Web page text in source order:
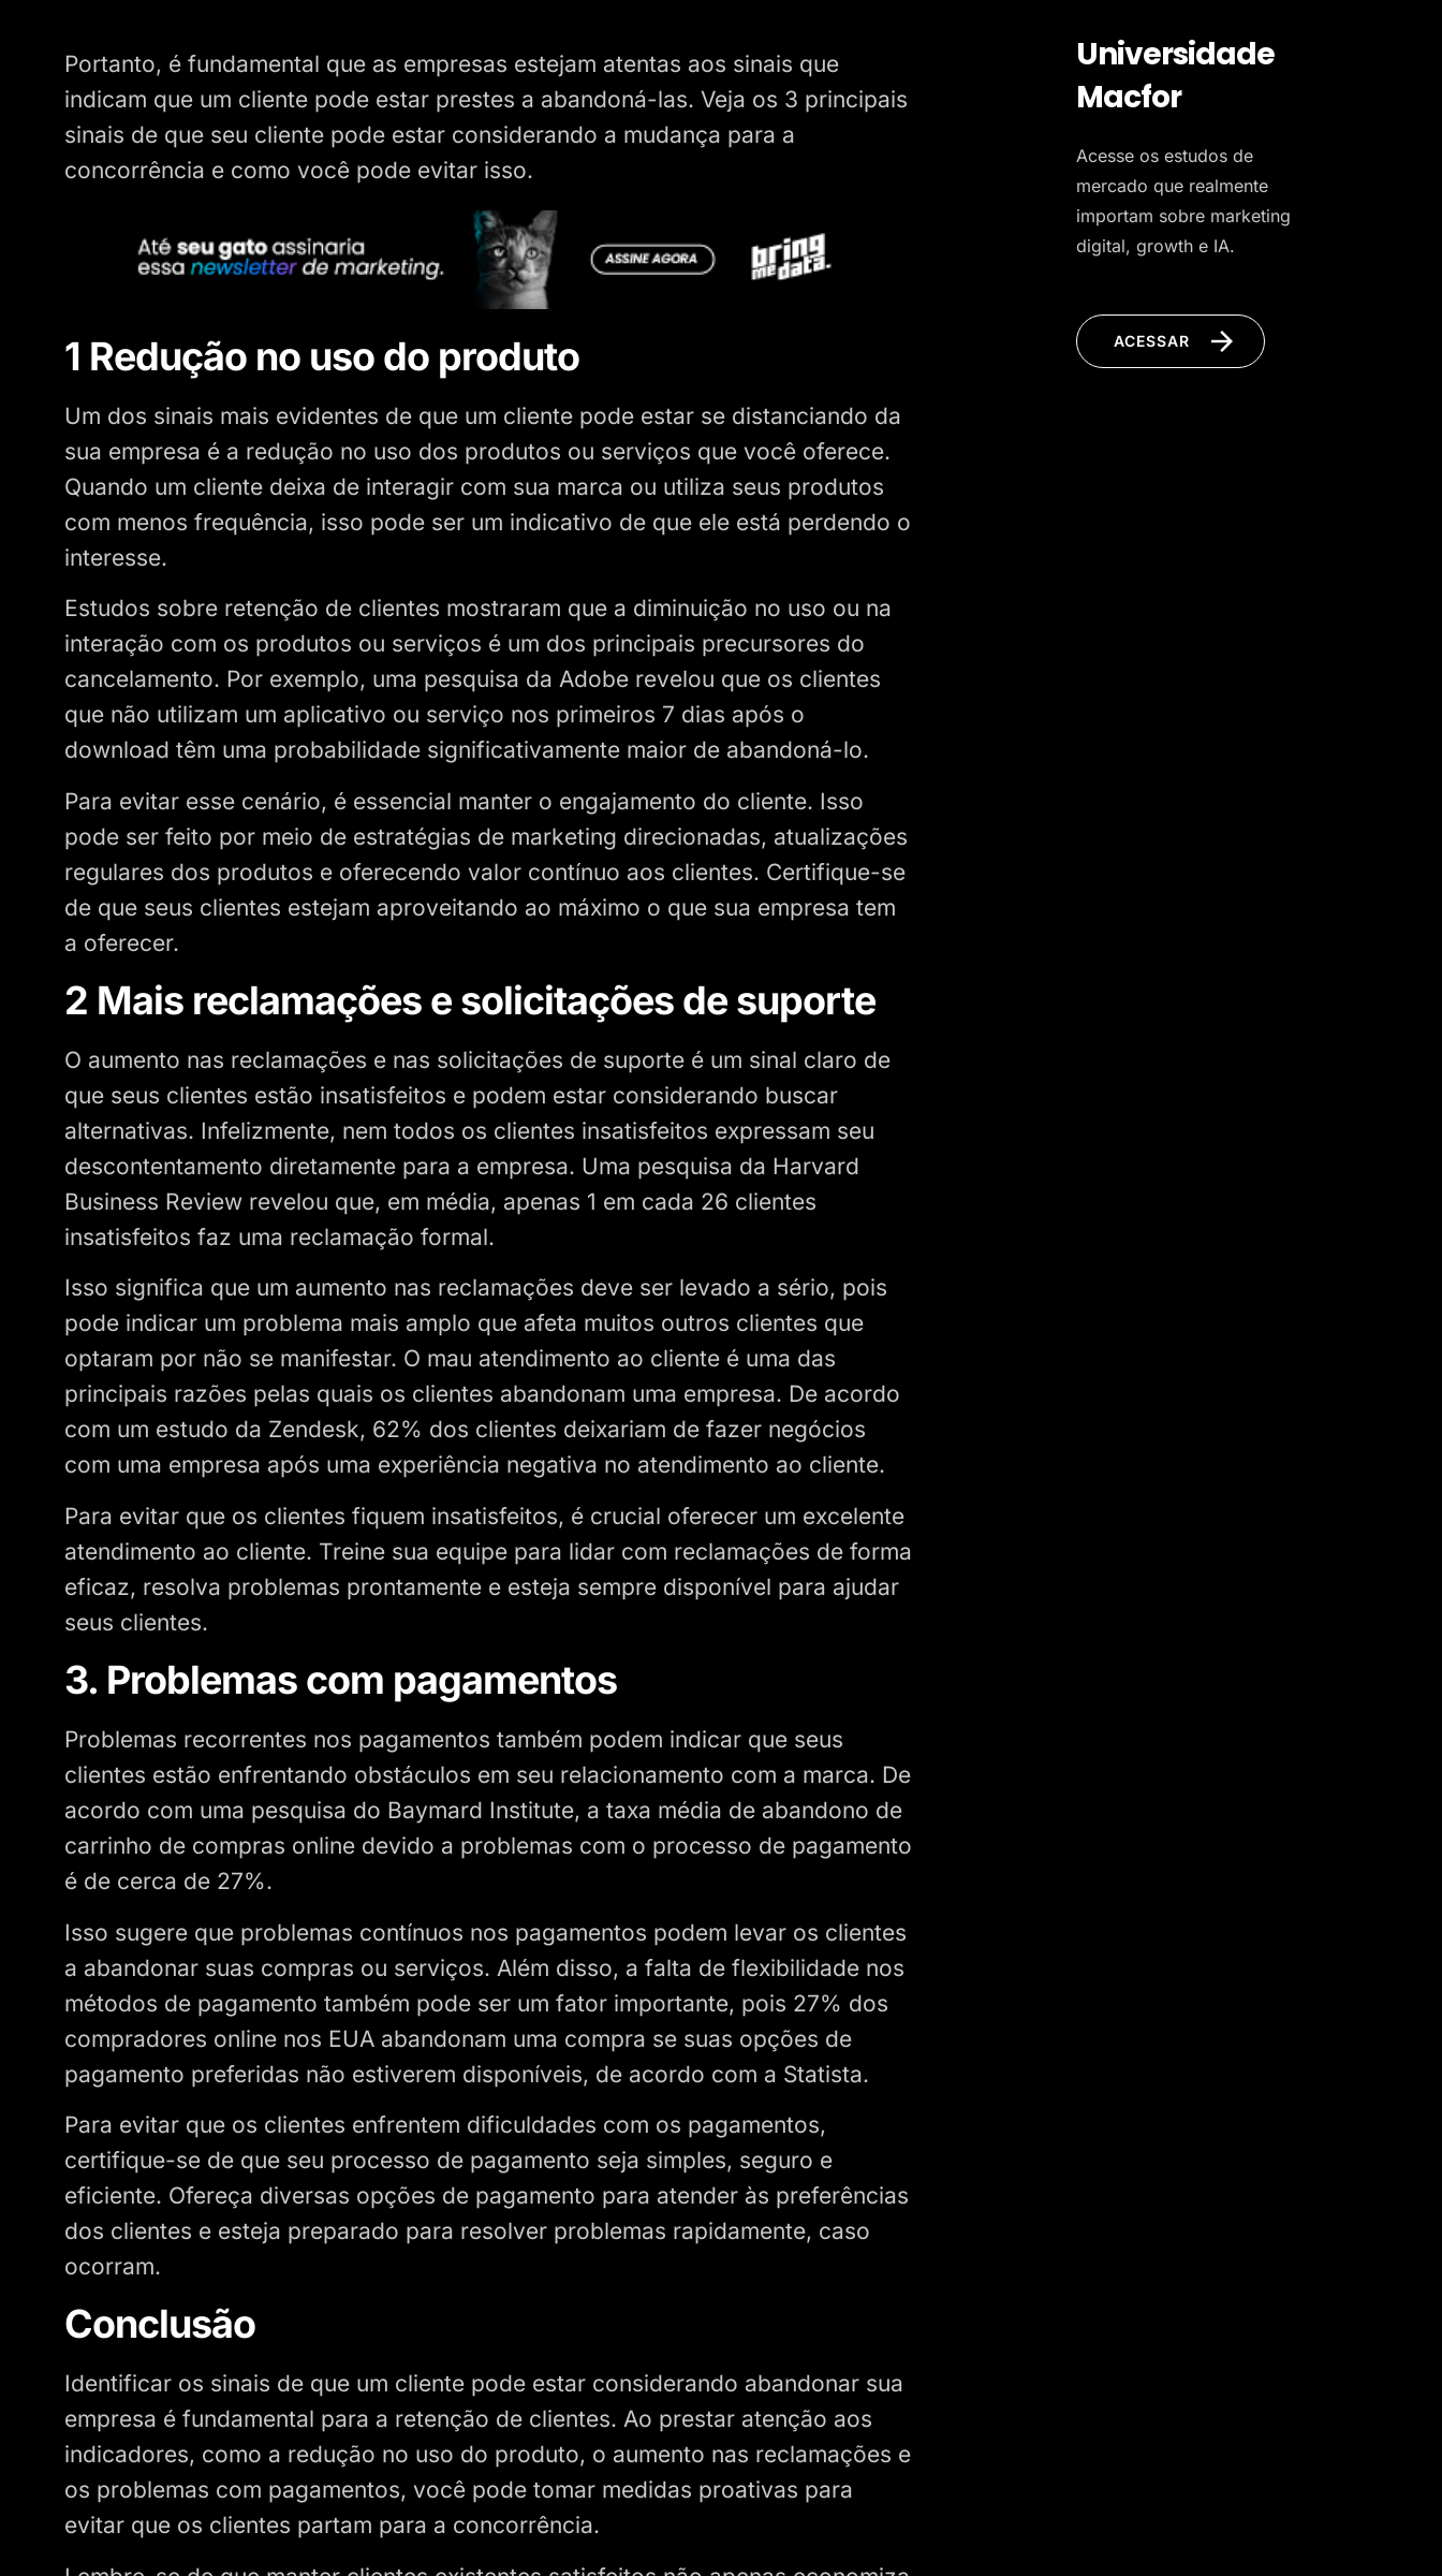
Portanto, é fundamental que as empresas estejam atentas aos sinais que
indicam que um cliente pode estar prestes a abandoná-las. Veja os 3 principais
sinais de que seu cliente pode estar considerando a mudança para a
concorrência e como você pode evitar isso.
1 Redução no uso do produto
Um dos sinais mais evidentes de que um cliente pode estar se distanciando da
sua empresa é a redução no uso dos produtos ou serviços que você oferece.
Quando um cliente deixa de interagir com sua marca ou utiliza seus produtos
com menos frequência, isso pode ser um indicativo de que ele está perdendo o
interesse.
Estudos sobre retenção de clientes mostraram que a diminuição no uso ou na
interação com os produtos ou serviços é um dos principais precursores do
cancelamento. Por exemplo, uma pesquisa da Adobe revelou que os clientes
que não utilizam um aplicativo ou serviço nos primeiros 7 dias após o
download têm uma probabilidade significativamente maior de abandoná-lo.
Para evitar esse cenário, é essencial manter o engajamento do cliente. Isso
pode ser feito por meio de estratégias de marketing direcionadas, atualizações
regulares dos produtos e oferecendo valor contínuo aos clientes. Certifique-se
de que seus clientes estejam aproveitando ao máximo o que sua empresa tem
a oferecer.
2 Mais reclamações e solicitações de suporte
O aumento nas reclamações e nas solicitações de suporte é um sinal claro de
que seus clientes estão insatisfeitos e podem estar considerando buscar
alternativas. Infelizmente, nem todos os clientes insatisfeitos expressam seu
descontentamento diretamente para a empresa. Uma pesquisa da Harvard
Business Review revelou que, em média, apenas 1 em cada 26 clientes
insatisfeitos faz uma reclamação formal.
Isso significa que um aumento nas reclamações deve ser levado a sério, pois
pode indicar um problema mais amplo que afeta muitos outros clientes que
optaram por não se manifestar. O mau atendimento ao cliente é uma das
principais razões pelas quais os clientes abandonam uma empresa. De acordo
com um estudo da Zendesk, 62% dos clientes deixariam de fazer negócios
com uma empresa após uma experiência negativa no atendimento ao cliente.
Para evitar que os clientes fiquem insatisfeitos, é crucial oferecer um excelente
atendimento ao cliente. Treine sua equipe para lidar com reclamações de forma
eficaz, resolva problemas prontamente e esteja sempre disponível para ajudar
seus clientes.
3. Problemas com pagamentos
Problemas recorrentes nos pagamentos também podem indicar que seus
clientes estão enfrentando obstáculos em seu relacionamento com a marca. De
acordo com uma pesquisa do Baymard Institute, a taxa média de abandono de
carrinho de compras online devido a problemas com o processo de pagamento
é de cerca de 27%.
Isso sugere que problemas contínuos nos pagamentos podem levar os clientes
a abandonar suas compras ou serviços. Além disso, a falta de flexibilidade nos
métodos de pagamento também pode ser um fator importante, pois 27% dos
compradores online nos EUA abandonam uma compra se suas opções de
pagamento preferidas não estiverem disponíveis, de acordo com a Statista.
Para evitar que os clientes enfrentem dificuldades com os pagamentos,
certifique-se de que seu processo de pagamento seja simples, seguro e
eficiente. Ofereça diversas opções de pagamento para atender às preferências
dos clientes e esteja preparado para resolver problemas rapidamente, caso
ocorram.
Conclusão
Identificar os sinais de que um cliente pode estar considerando abandonar sua
empresa é fundamental para a retenção de clientes. Ao prestar atenção aos
indicadores, como a redução no uso do produto, o aumento nas reclamações e
os problemas com pagamentos, você pode tomar medidas proativas para
evitar que os clientes partam para a concorrência.
Universidade
Macfor
Acesse os estudos de
mercado que realmente
importam sobre marketing
digital, growth e IA.
ACESSAR